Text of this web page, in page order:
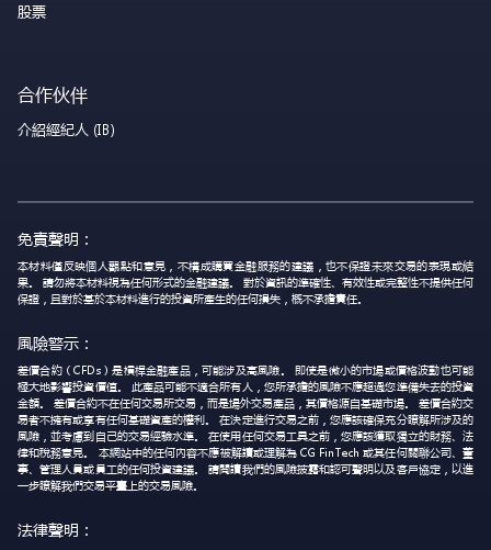
股票
合作伙伴
介紹經紀人 (IB)
免責聲明：
本材料僅反映個人觀點和意見，不構成購買金融服務的建議，也不保證未來交易的表現或結
果。 請勿將本材料視為任何形式的金融建議。 對於資訊的準確性、有效性或完整性不提供任何
保證，且對於基於本材料進行的投資所產生的任何損失，概不承擔責任。
風險警示：
差價合約（CFDs）是槓桿金融產品，可能涉及高風險。 即使是微小的市場或價格波動也可能
極大地影響投資價值。 此產品可能不適合所有人，您所承擔的風險不應超過您準備失去的投資
金額。 差價合約不在任何交易所交易，而是場外交易產品，其價格源自基礎市場。 差價合約交
易者不擁有或享有任何基礎資產的權利。 在決定進行交易之前，您應該確保充分瞭解所涉及的
風險，並考慮到自己的交易經驗水準。 在使用任何交易工具之前，您應該獲取獨立的財務、法
律和稅務意見。 本網站中的任何內容不應被解讀或理解為 CG FinTech 或其任何關聯公司、董
事、管理人員或員工的任何投資建議。 請閱讀我們的風險披露和認可聲明以及客戶協定，以進
一步瞭解我們交易平臺上的交易風險。
法律聲明：